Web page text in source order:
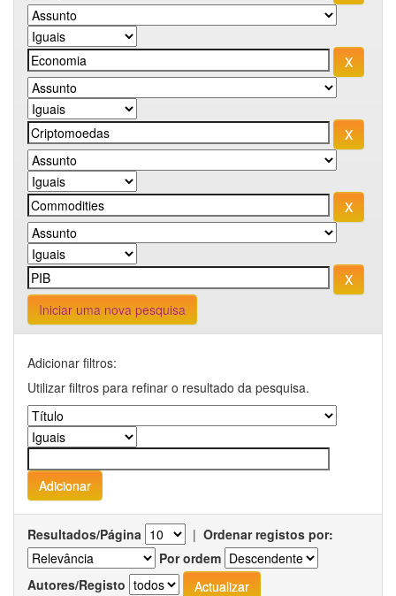
Iniciar uma nova pesquisa
Adicionar filtros:
Utilizar filtros para refinar o resultado da pesquisa.
Resultados/Página | Ordenar registos por:
Por ordem
Autores/Registo